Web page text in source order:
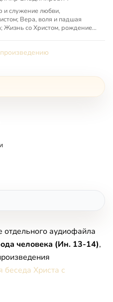
и служение любви,
Вера, воля и падшая
Жизнь со Христом, рождение в
отдельного аудиофайла
человека (Ин. 13-14),
беседа Христа с